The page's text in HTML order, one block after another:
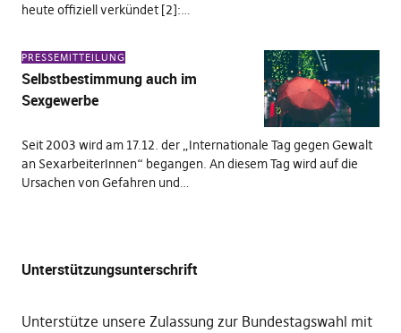
heute offiziell verkündet [2]:…
PRESSEMITTEILUNG
Selbstbestimmung auch im
Sexgewerbe
Seit 2003 wird am 17.12. der „Internationale Tag gegen Gewalt
an SexarbeiterInnen“ begangen. An diesem Tag wird auf die
Ursachen von Gefahren und…
Unterstützungsunterschrift
Unterstütze unsere Zulassung zur Bundestagswahl mit